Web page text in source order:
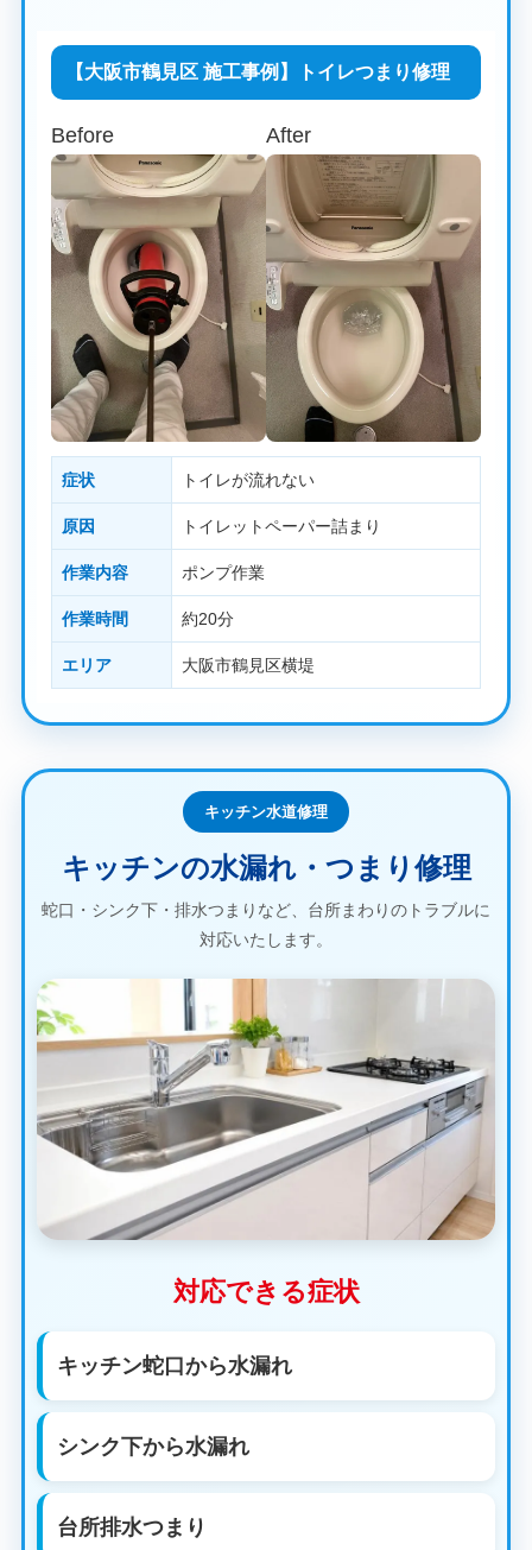
【大阪市鶴見区 施工事例】トイレつまり修理
Before After
症状 トイレが流れない
原因 トイレットペーパー詰まり
作業内容 ポンプ作業
作業時間 約20分
エリア 大阪市鶴見区横堤
キッチン水道修理
キッチンの水漏れ・つまり修理
蛇口・シンク下・排水つまりなど、台所まわりのトラブルに
対応いたします。
対応できる症状
キッチン蛇口から水漏れ
シンク下から水漏れ
台所排水つまり